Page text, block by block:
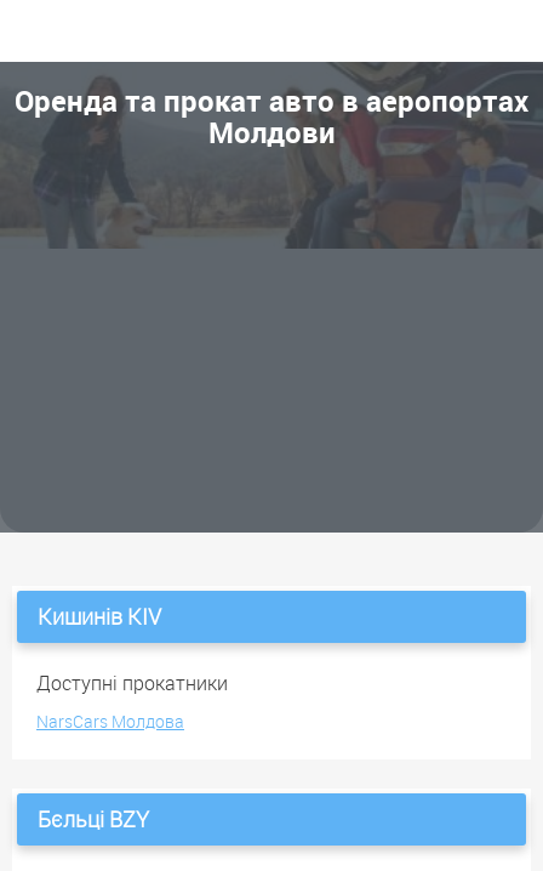
Оренда та прокат авто в аеропортах
Молдови
Кишинів KIV
Доступні прокатники
NarsCars Молдова
Бєльці BZY